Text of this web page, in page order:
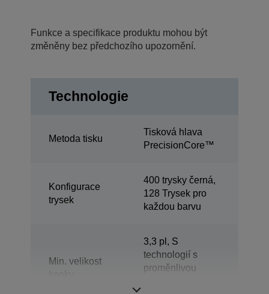
Funkce a specifikace produktu mohou být
změněny bez předchozího upozornění.
Technologie
Metoda tisku
Tisková hlava
PrecisionCore™
Konfigurace
trysek
400 trysky černá,
128 Trysek pro
každou barvu
Min. velikost
3,3 pl, S
technologií s
proměnlivou